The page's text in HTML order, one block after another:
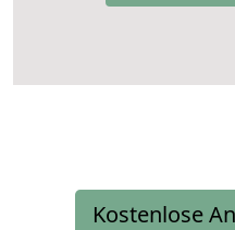
Kostenlose